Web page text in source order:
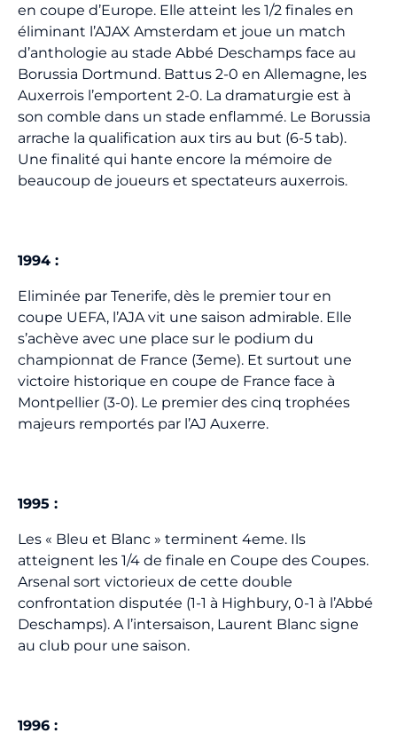
en coupe d’Europe. Elle atteint les 1/2 finales en
éliminant l’AJAX Amsterdam et joue un match
d’anthologie au stade Abbé Deschamps face au
Borussia Dortmund. Battus 2-0 en Allemagne, les
Auxerrois l’emportent 2-0. La dramaturgie est à
son comble dans un stade enflammé. Le Borussia
arrache la qualification aux tirs au but (6-5 tab).
Une finalité qui hante encore la mémoire de
beaucoup de joueurs et spectateurs auxerrois.
1994 :
Eliminée par Tenerife, dès le premier tour en
coupe UEFA, l’AJA vit une saison admirable. Elle
s’achève avec une place sur le podium du
championnat de France (3eme). Et surtout une
victoire historique en coupe de France face à
Montpellier (3-0). Le premier des cinq trophées
majeurs remportés par l’AJ Auxerre.
1995 :
Les « Bleu et Blanc » terminent 4eme. Ils
atteignent les 1/4 de finale en Coupe des Coupes.
Arsenal sort victorieux de cette double
confrontation disputée (1-1 à Highbury, 0-1 à l’Abbé
Deschamps). A l’intersaison, Laurent Blanc signe
au club pour une saison.
1996 :